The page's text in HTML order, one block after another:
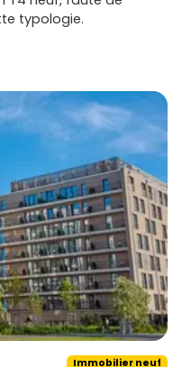
surface des
(labels
(TMA) et date de
neuf: mets en balance
entre plusieurs
logement neuf à
leneuf à
à des biens
Parcours dès
surVivre dans
et budget, et lance
typologie.
Immobilier neuf